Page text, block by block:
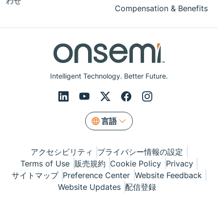
Intelligent Technology. Better Future.
言語
Compensation & Benefits
アクセシビリティ
プライバシー情報の設定
Terms of Use 販売規約 Cookie Policy Privacy
サイトマップ Preference Center Website Feedback
Website Updates 配信登録